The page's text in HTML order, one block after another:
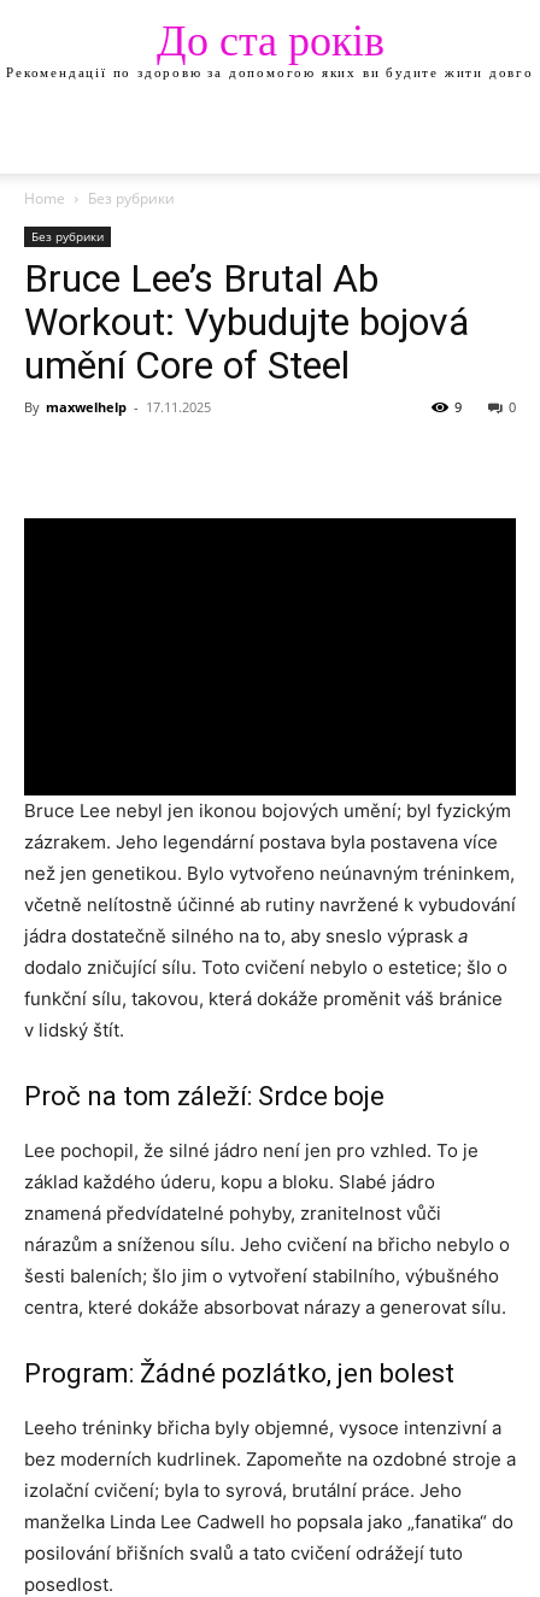
До ста років
Рекомендації по здоровю за допомогою яких ви будите жити довго
Home Без рубрики
Без рубрики
Bruce Lee’s Brutal Ab
Workout: Vybudujte bojová
umění Core of Steel
By maxwelhelp - 17.11.2025 0
9
Bruce Lee nebyl jen ikonou bojových umění; byl fyzickým
zázrakem. Jeho legendární postava byla postavena více
než jen genetikou. Bylo vytvořeno neúnavným tréninkem,
včetně nelítostně účinné ab rutiny navržené k vybudování
jádra dostatečně silného na to, aby sneslo výprask a
dodalo zničující sílu. Toto cvičení nebylo o estetice; šlo o
funkční sílu, takovou, která dokáže proměnit váš bránice
v lidský štít.
Proč na tom záleží: Srdce boje
Lee pochopil, že silné jádro není jen pro vzhled. To je
základ každého úderu, kopu a bloku. Slabé jádro
znamená předvídatelné pohyby, zranitelnost vůči
nárazům a sníženou sílu. Jeho cvičení na břicho nebylo o
šesti baleních; šlo jim o vytvoření stabilního, výbušného
centra, které dokáže absorbovat nárazy a generovat sílu.
Program: Žádné pozlátko, jen bolest
Leeho tréninky břicha byly objemné, vysoce intenzivní a
bez moderních kudrlinek. Zapomeňte na ozdobné stroje a
izolační cvičení; byla to syrová, brutální práce. Jeho
manželka Linda Lee Cadwell ho popsala jako „fanatika“ do
posilování břišních svalů a tato cvičení odrážejí tuto
posedlost.